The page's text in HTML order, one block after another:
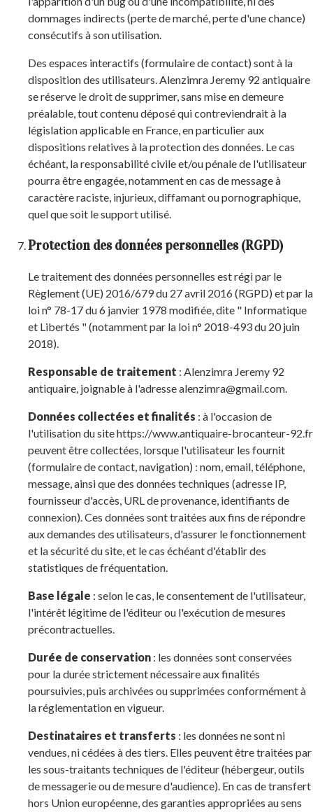
dommages indirects (perte de marché, perte d'une chance)
consécutifs à son utilisation.
Des espaces interactifs (formulaire de contact) sont à la
disposition des utilisateurs. Alenzimra Jeremy 92 antiquaire
se réserve le droit de supprimer, sans mise en demeure
préalable, tout contenu déposé qui contreviendrait à la
législation applicable en France, en particulier aux
dispositions relatives à la protection des données. Le cas
échéant, la responsabilité civile et/ou pénale de l'utilisateur
pourra être engagée, notamment en cas de message à
caractère raciste, injurieux, diffamant ou pornographique,
quel que soit le support utilisé.
Protection des données personnelles (RGPD)
Le traitement des données personnelles est régi par le
Règlement (UE) 2016/679 du 27 avril 2016 (RGPD) et par la
loi n° 78-17 du 6 janvier 1978 modifiée, dite " Informatique
et Libertés " (notamment par la loi n° 2018-493 du 20 juin
2018).
Responsable de traitement : Alenzimra Jeremy 92
antiquaire, joignable à l'adresse alenzimra@gmail.com.
Données collectées et finalités : à l'occasion de
l'utilisation du site https://www.antiquaire-brocanteur-92.fr
peuvent être collectées, lorsque l'utilisateur les fournit
(formulaire de contact, navigation) : nom, email, téléphone,
message, ainsi que des données techniques (adresse IP,
fournisseur d'accès, URL de provenance, identifiants de
connexion). Ces données sont traitées aux fins de répondre
aux demandes des utilisateurs, d'assurer le fonctionnement
et la sécurité du site, et le cas échéant d'établir des
statistiques de fréquentation.
Base légale : selon le cas, le consentement de l'utilisateur,
l'intérêt légitime de l'éditeur ou l'exécution de mesures
précontractuelles.
Durée de conservation : les données sont conservées
pour la durée strictement nécessaire aux finalités
poursuivies, puis archivées ou supprimées conformément à
la réglementation en vigueur.
Destinataires et transferts : les données ne sont ni
vendues, ni cédées à des tiers. Elles peuvent être traitées par
les sous-traitants techniques de l'éditeur (hébergeur, outils
de messagerie ou de mesure d'audience). En cas de transfert
hors Union européenne, des garanties appropriées au sens